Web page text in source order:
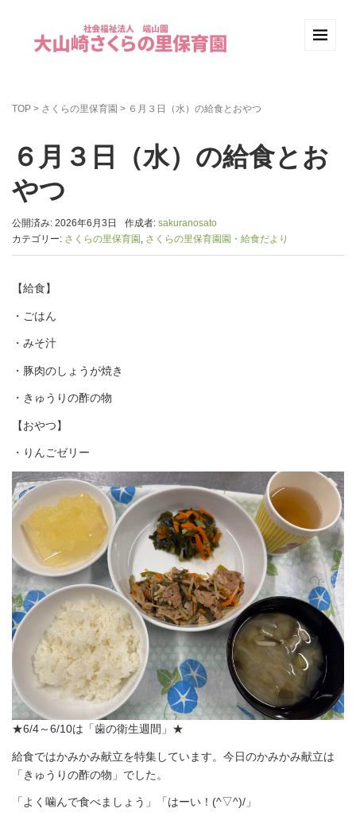
TOP > さくらの里保育園 > ６月３日（水）の給食とおやつ
６月３日（水）の給食とお
やつ
公開済み: 2026年6月3日 作成者: sakuranosato
カテゴリー: さくらの里保育園 , さくらの里保育園園・給食だより
【給食】
・ごはん
・みそ汁
・豚肉のしょうが焼き
・きゅうりの酢の物
【おやつ】
・りんごゼリー
★6/4～6/10は「歯の衛生週間」★
給食ではかみかみ献立を特集しています。今日のかみかみ献立は
「きゅうりの酢の物」でした。
「よく噛んで食べましょう」「はーい！(^▽^)/」